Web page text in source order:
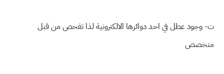
ت- وجود عطل في احد دوائرها الالكترونية لذا تفحص من قبل
متخصص